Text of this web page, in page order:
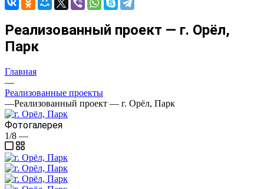
Реализованный проект — г. Орёл,
Парк
Главная
—
Реализованные проекты
—Реализованный проект — г. Орёл, Парк
Фотогалерея
1/8 —